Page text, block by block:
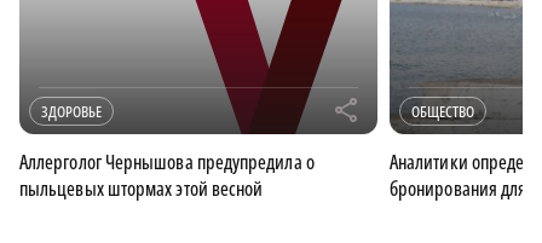
ЗДОРОВЬЕ r
Аллерголог Чернышова предупредила о
пыльцевых штормах этой весной
ОБЩЕСТВО
Аналитики
бронирования для